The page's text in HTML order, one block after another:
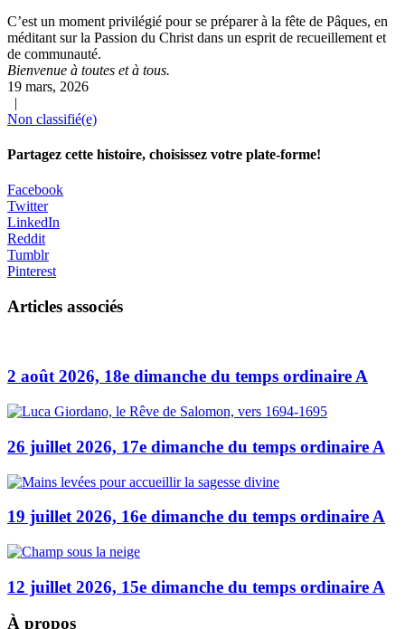
C’est un moment privilégié pour se préparer à la fête de Pâques, en
méditant sur la Passion du Christ dans un esprit de recueillement et
de communauté.
Bienvenue à toutes et à tous.
19 mars, 2026
|
Non classifié(e)
Partagez cette histoire, choisissez votre plate-forme!
Facebook
Twitter
LinkedIn
Reddit
Tumblr
Pinterest
Articles associés
2 août 2026, 18e dimanche du temps ordinaire A
26 juillet 2026, 17e dimanche du temps ordinaire A
19 juillet 2026, 16e dimanche du temps ordinaire A
12 juillet 2026, 15e dimanche du temps ordinaire A
À propos